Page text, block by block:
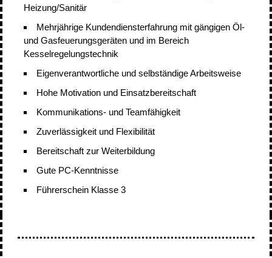
Heizung/Sanitär
Mehrjährige Kundendiensterfahrung mit gängigen Öl-
und Gasfeuerungsgeräten und im Bereich
Kesselregelungstechnik
Eigenverantwortliche und selbständige Arbeitsweise
Hohe Motivation und Einsatzbereitschaft
Kommunikations- und Teamfähigkeit
Zuverlässigkeit und Flexibilität
Bereitschaft zur Weiterbildung
Gute PC-Kenntnisse
Führerschein Klasse 3